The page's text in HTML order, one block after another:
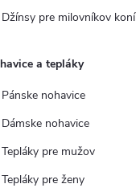
Džínsy pre milovníkov koní
a tepláky
Pánske nohavice
Dámske nohavice
Tepláky pre mužov
Tepláky pre ženy